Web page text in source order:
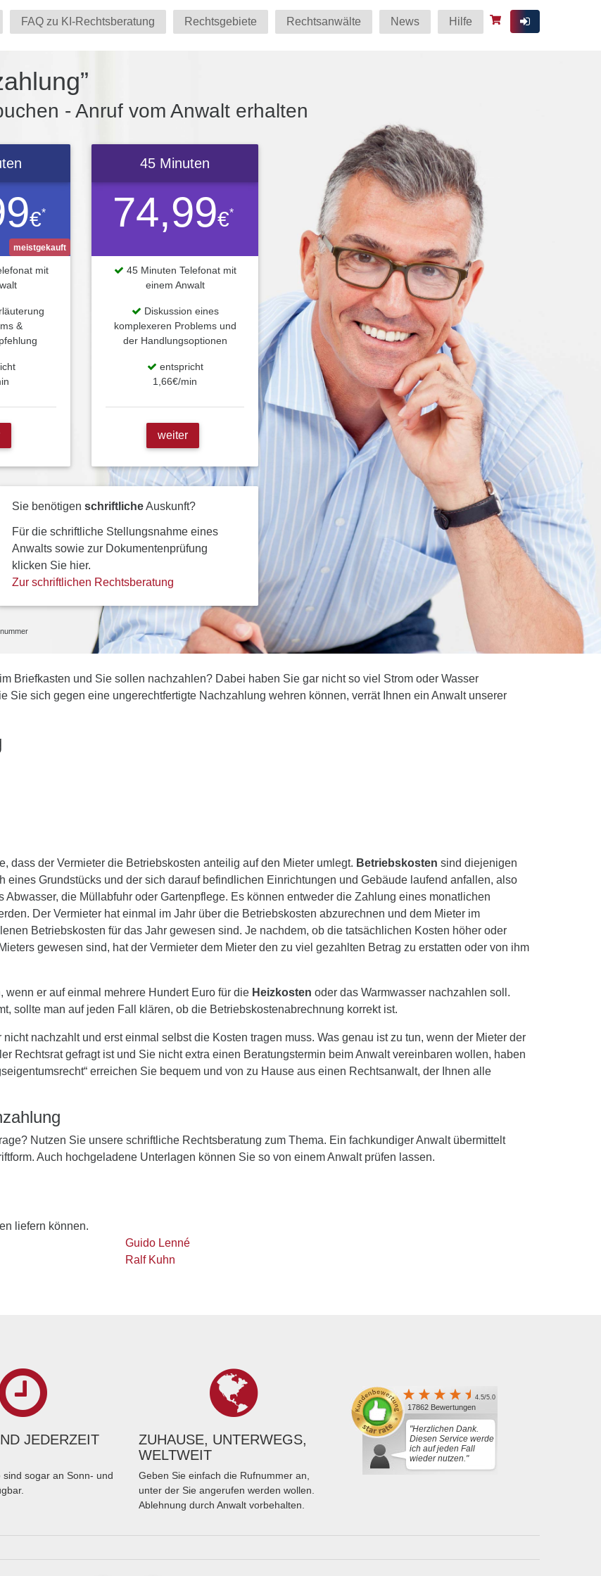
FAQ zu KI-Rechtsberatung Rechtsgebiete Rechtsanwälte News Hilfe
- Anruf vom Anwalt erhalten
€*
meistgekauft
mit
&
74,99€*
45 Minuten
45 Minuten Telefonat mit
einem Anwalt
Diskussion eines
komplexeren Problems und
der Handlungsoptionen
entspricht
1,66€/min
weiter
Sie benötigen schriftlicheAuskunft?
Für die schriftliche Stellungsnahme eines
Anwalts sowie zur Dokumentenprüfung
klicken Sie hier.
Zur schriftlichen Rechtsberatung
Briefkasten und Sie sollen nachzahlen? Dabei haben Sie gar nicht so viel Strom oder Wasser
Sie sich gegen eine ungerechtfertigte Nachzahlung wehren können, verrät Ihnen ein Anwalt unserer
dass der Vermieter die Betriebskosten anteilig auf den Mieter umlegt. Betriebskosten sind diejenigen
eines Grundstücks und der sich darauf befindlichen Einrichtungen und Gebäude laufend anfallen, also
die Müllabfuhr oder Gartenpflege. Es können entweder die Zahlung eines monatlichen
Der Vermieter hat einmal im Jahr über die Betriebskosten abzurechnen und dem Mieter im
Betriebskosten für das Jahr gewesen sind. Je nachdem, ob die tatsächlichen Kosten höher oder
gewesen sind, hat der Vermieter dem Mieter den zu viel gezahlten Betrag zu erstatten oder von ihm
er auf einmal mehrere Hundert Euro für die Heizkosten oder das Warmwasser nachzahlen soll.
sollte man auf jeden Fall klären, ob die Betriebskostenabrechnung korrekt ist.
nachzahlt und erst einmal selbst die Kosten tragen muss. Was genau ist zu tun, wenn der Mieter der
Rechtsrat gefragt ist und Sie nicht extra einen Beratungstermin beim Anwalt vereinbaren wollen, haben
erreichen Sie bequem und von zu Hause aus einen Rechtsanwalt, der Ihnen alle
Nutzen Sie unsere schriftliche Rechtsberatung zum Thema. Ein fachkundiger Anwalt übermittelt
Auch hochgeladene Unterlagen können Sie so von einem Anwalt prüfen lassen.
liefern können.
Guido Lenné
Ralf Kuhn
JEDERZEIT
sind sogar an Sonn- und
ZUHAUSE, UNTERWEGS,
WELTWEIT
Geben Sie einfach die Rufnummer an,
unter der Sie angerufen werden wollen.
Ablehnung durch Anwalt vorbehalten.
4.5/5.0
17862 Bewertungen
"Herzlichen Dank.
Diesen Service werde
ich auf jeden Fall
wieder nutzen."